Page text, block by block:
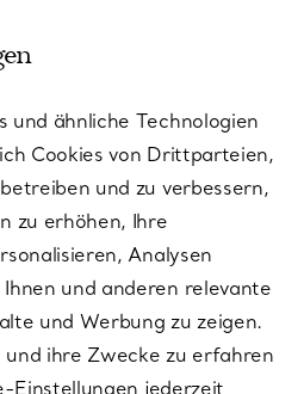
und ähnliche Technologien
Cookies von Drittparteien,
und zu verbessern,
zu erhöhen, Ihre
Analysen
und anderen relevante
und Werbung zu zeigen.
und ihre Zwecke zu erfahren
Einstellungen jederzeit